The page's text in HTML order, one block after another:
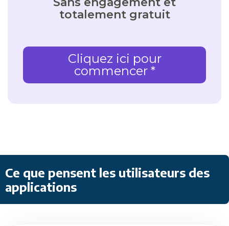
totalement gratuit
Cliquez ici pour
commencer *
Ce que pensent les utilisateurs des
applications